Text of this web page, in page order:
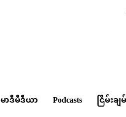
မာဒီမီဒီယာ Podcasts ငြိမ်းချ